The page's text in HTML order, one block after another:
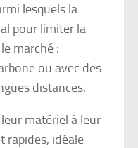
lesquels la
pour limiter la
marché :
ou avec des
distances.
matériel à leur
rapides, idéale